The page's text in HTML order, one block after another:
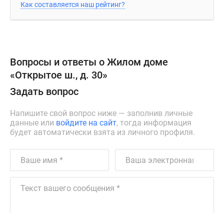
Как составляется наш рейтинг?
Вопросы и ответы о Жилом доме
«Открытое ш., д. 30»
Задать вопрос
Напишите свой вопрос ниже — заполнив личные
данные или войдите на сайт, тогда информация
будет автоматически взята из личного профиля.